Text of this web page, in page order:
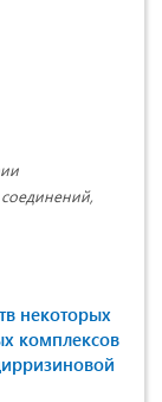
некоторых
комплексов